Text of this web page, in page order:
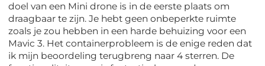
doel van een Mini drone is in de eerste plaats om
draagbaar te zijn. Je hebt geen onbeperkte ruimte
zoals je zou hebben in een harde behuizing voor een
Mavic 3. Het containerprobleem is de enige reden dat
ik mijn beoordeling terugbreng naar 4 sterren. De